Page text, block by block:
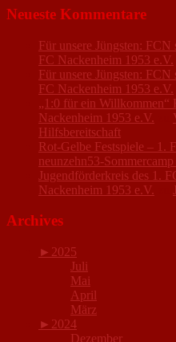
Neueste Kommentare
Für unsere Jüngsten:
FC Nackenheim 1953 e.V.
Für unsere Jüngsten:
FC Nackenheim 1953 e.V.
„1:0 für ein Willkommen“
Nackenheim 1953 e.V.
Hilfsbereitschaft
Rot-Gelbe Festspiele – 1.
neunzehn53-
Jugendförderkreis des 1.
Nackenheim 1953 e.V.
Archives
► 2025
Juli
Mai
April
März
► 2024
Dezember